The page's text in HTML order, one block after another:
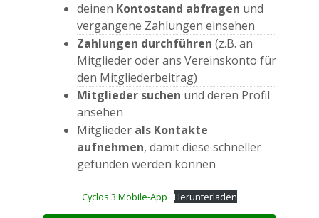
deinen Kontostand abfragen und
vergangene Zahlungen einsehen
Zahlungen durchführen (z.B. an
Mitglieder oder ans Vereinskonto für
den Mitgliederbeitrag)
Mitglieder suchen und deren Profil
ansehen
Mitglieder als Kontakte
aufnehmen, damit diese schneller
gefunden werden können
Cyclos 3 Mobile-App Herunterladen